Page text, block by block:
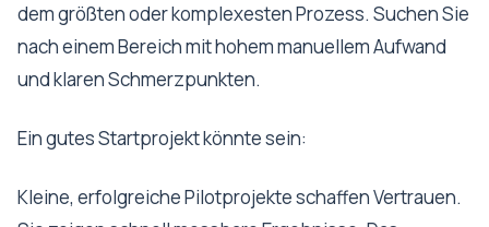
dem größten oder komplexesten Prozess. Suchen Sie
nach einem Bereich mit hohem manuellem Aufwand
und klaren Schmerzpunkten.
Ein gutes Startprojekt könnte sein:
Kleine, erfolgreiche Pilotprojekte schaffen Vertrauen.